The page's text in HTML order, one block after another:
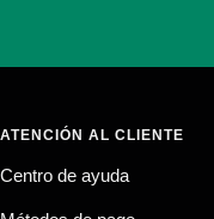
ATENCIÓN AL CLIENTE
Centro de ayuda